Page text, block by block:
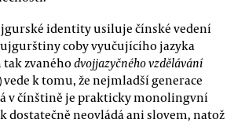
identity usiluje čínské vedení
coby vyučujícího jazyka
tak zvanéhodvojjazyčného vzdělávání
vede k tomu, že nejmladší generace
v čínštině je prakticky monolingvní
dostatečně neovládá ani slovem, natož